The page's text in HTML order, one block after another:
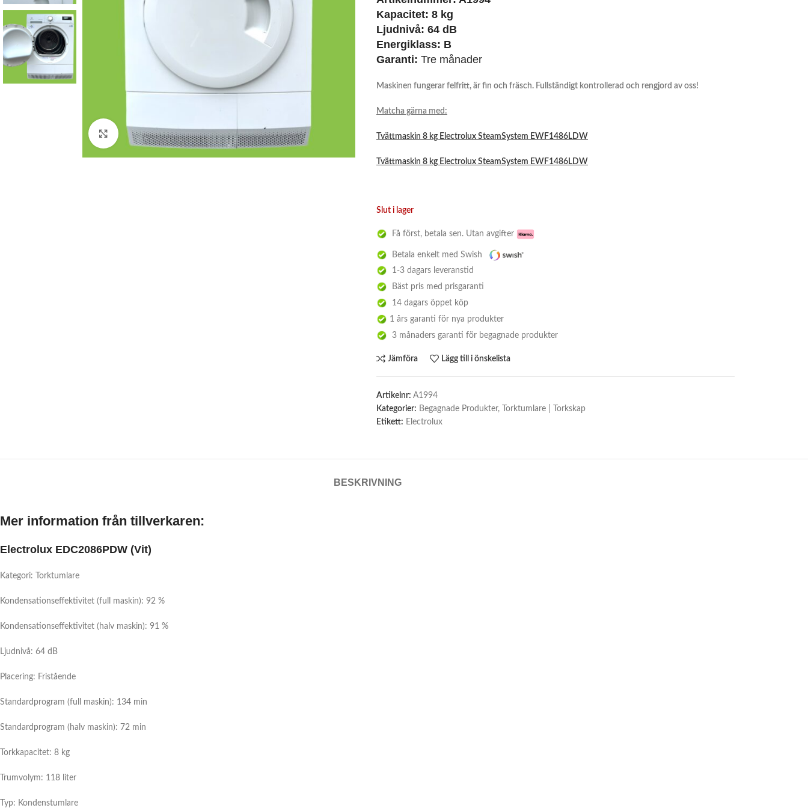
Click to enlarge
Kapacitet: 8 kg
Ljudnivå: 64 dB
Energiklass: B
Garanti: Tre månader
Maskinen fungerar felfritt, är fin och fräsch. Fullständigt kontrollerad och rengjord av oss!
Matcha gärna med:
Tvättmaskin 8 kg Electrolux SteamSystem EWF1486LDW
Tvättmaskin 8 kg Electrolux SteamSystem EWF1486LDW
Slut i lager
Få först, betala sen. Utan avgifter
Betala enkelt med Swish
1-3 dagars leveranstid
Bäst pris med prisgaranti
14 dagars öppet köp
1 års garanti för nya produkter
3 månaders garanti för begagnade produkter
Jämföra Lägg till i önskelista
Artikelnr: A1994
Kategorier: Begagnade Produkter,
Torktumlare | Torkskap
Etikett: Electrolux
BESKRIVNING
Mer information från tillverkaren:
Electrolux EDC2086PDW (Vit)
Kategori: Torktumlare
Kondensationseffektivitet (full maskin): 92 %
Kondensationseffektivitet (halv maskin): 91 %
Ljudnivå: 64 dB
Placering: Fristående
Standardprogram (full maskin): 134 min
Standardprogram (halv maskin): 72 min
Torkkapacitet: 8 kg
Trumvolym: 118 liter
Typ: Kondenstumlare